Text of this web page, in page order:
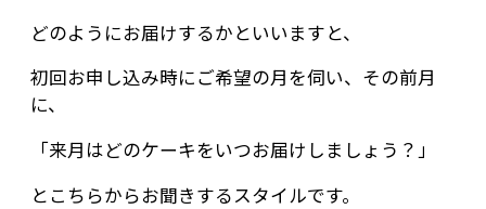
どのようにお届けするかといいますと、
初回お申し込み時にご希望の月を伺い、その前月
に、
「来月はどのケーキをいつお届けしましょう？」
とこちらからお聞きするスタイルです。